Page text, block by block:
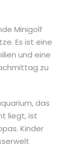
Minigolf
Es ist eine
und eine
zu
das
liegt, ist
Kinder